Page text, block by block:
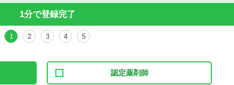
1分で登録完了
1 2 3 4 5
認定薬剤師